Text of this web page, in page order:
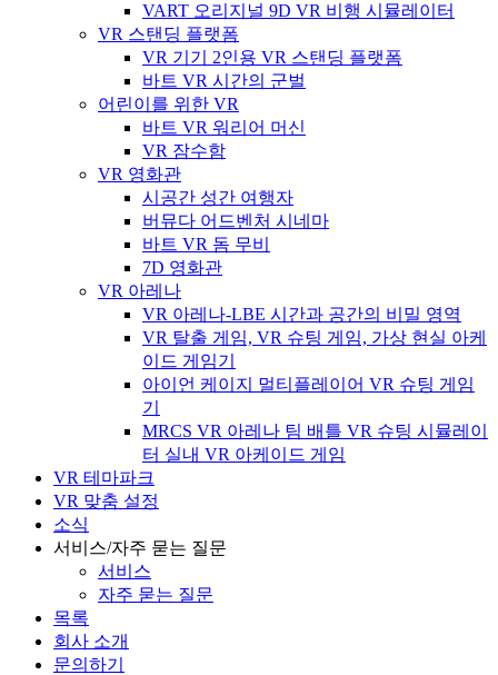
VART 오리지널 9D VR 비행 시뮬레이터
VR 스탠딩 플랫폼
VR 기기 2인용 VR 스탠딩 플랫폼
바트 VR 시간의 군벌
어린이를 위한 VR
바트 VR 워리어 머신
VR 잠수함
VR 영화관
시공간 성간 여행자
버뮤다 어드벤처 시네마
바트 VR 돔 무비
7D 영화관
VR 아레나
VR 아레나-LBE 시간과 공간의 비밀 영역
VR 탈출 게임, VR 슈팅 게임, 가상 현실 아케
이드 게임기
아이언 케이지 멀티플레이어 VR 슈팅 게임
기
MRCS VR 아레나 팀 배틀 VR 슈팅 시뮬레이
터 실내 VR 아케이드 게임
VR 테마파크
VR 맞춤 설정
소식
서비스/자주 묻는 질문
서비스
자주 묻는 질문
목록
회사 소개
문의하기